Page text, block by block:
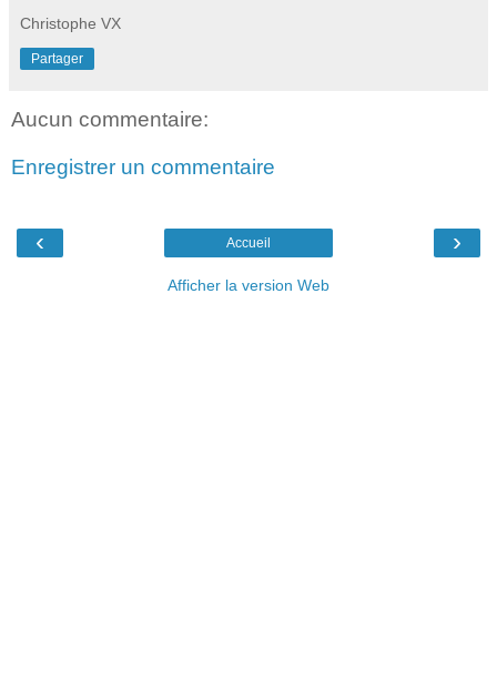
Christophe VX
Partager
Aucun commentaire:
Enregistrer un commentaire
‹ ›
Accueil
Afficher la version Web